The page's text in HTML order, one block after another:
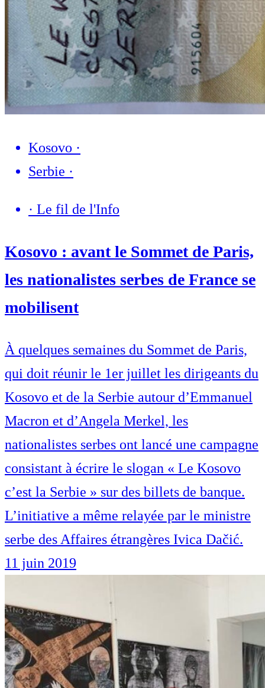
Kosovo ·
Serbie ·
· Le fil de l'Info
Kosovo : avant le Sommet de Paris,
les nationalistes serbes de France se
mobilisent
À quelques semaines du Sommet de Paris,
qui doit réunir le 1er juillet les dirigeants du
Kosovo et de la Serbie autour d’Emmanuel
Macron et d’Angela Merkel, les
nationalistes serbes ont lancé une campagne
consistant à écrire le slogan « Le Kosovo
c’est la Serbie » sur des billets de banque.
L’initiative a même relayée par le ministre
serbe des Affaires étrangères Ivica Dačić.
11 juin 2019